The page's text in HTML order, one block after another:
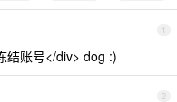
1
结账号</div> dog :)
2